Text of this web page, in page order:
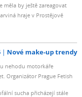
měla by ještě zareagovat
hraje v Prostějově
Nové make-up trendy
nehodu motorkáře
Organizátor Prague Fetish
sucha přicházejí stále